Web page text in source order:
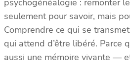
psychogénéalogie : remonter
seulement pour savoir, mais
Comprendre ce qui se
qui attend d’être libéré. Parce
aussi une mémoire vivante —